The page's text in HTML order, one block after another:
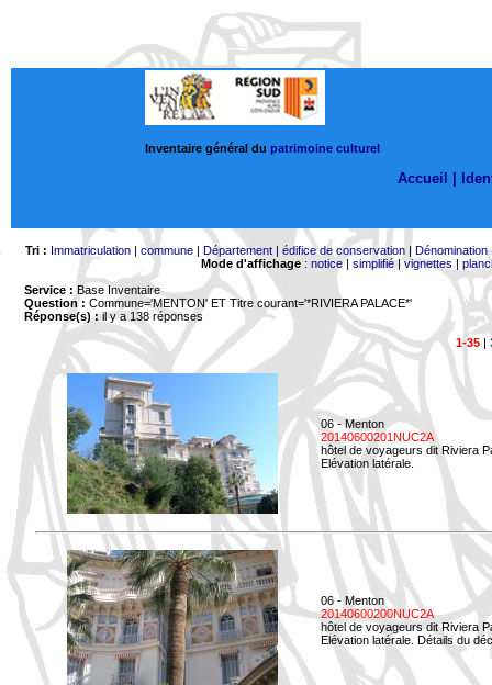
Inventaire général du patrimoine culturel
Accueil |
Tri : Immatriculation| commune| Département| édifice de conservation| Dénomination
Mode d'affichage: notice| simplifié|vignettes |
Service : Base Inventaire
Question : Commune='MENTON' ET Titre courant='*RIVIERA PALACE*'
Réponse(s) :il y a 138 réponses
1-35|
06 - Menton
20140600201NUC2A
hôtel de voyageurs dit Riviera
Elévation latérale.
06 - Menton
20140600200NUC2A
hôtel de voyageurs dit Riviera
Elévation latérale. Détails du